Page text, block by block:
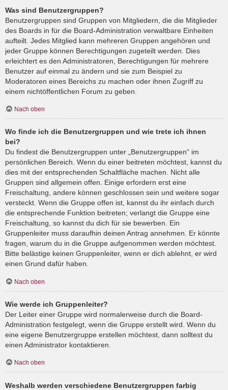
Was sind Benutzergruppen?
Benutzergruppen sind Gruppen von Mitgliedern, die die Mitglieder
des Boards in für die Board-Administration verwaltbare Einheiten
aufteilt. Jedes Mitglied kann mehreren Gruppen angehören und
jeder Gruppe können Berechtigungen zugeteilt werden. Dies
erleichtert es den Administratoren, Berechtigungen für mehrere
Benutzer auf einmal zu ändern und sie zum Beispiel zu
Moderatoren eines Bereichs zu machen oder ihnen Zugriff zu
einem nichtöffentlichen Forum zu geben.
Nach oben
Wo finde ich die Benutzergruppen und wie trete ich ihnen
bei?
Du findest die Benutzergruppen unter „Benutzergruppen“ im
persönlichen Bereich. Wenn du einer beitreten möchtest, kannst du
dies mit der entsprechenden Schaltfläche machen. Nicht alle
Gruppen sind allgemein offen. Einige erfordern erst eine
Freischaltung, andere können geschlossen sein und weitere sogar
versteckt. Wenn die Gruppe offen ist, kannst du ihr einfach durch
die entsprechende Funktion beitreten; verlangt die Gruppe eine
Freischaltung, so kannst du dich für sie bewerben. Ein
Gruppenleiter muss daraufhin deinen Antrag annehmen. Er könnte
fragen, warum du in die Gruppe aufgenommen werden möchtest.
Bitte belästige keinen Gruppenleiter, wenn er dich ablehnt, er wird
einen Grund dafür haben.
Nach oben
Wie werde ich Gruppenleiter?
Der Leiter einer Gruppe wird normalerweise durch die Board-
Administration festgelegt, wenn die Gruppe erstellt wird. Wenn du
eine eigene Benutzergruppe erstellen möchtest, dann solltest du
einen Administrator kontaktieren.
Nach oben
Weshalb werden verschiedene Benutzergruppen farbig